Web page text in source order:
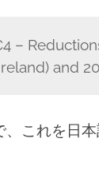
–
and
、これを日